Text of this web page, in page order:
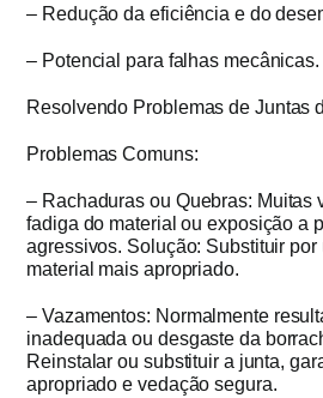
– Redução da eficiência e do
– Potencial para falhas mecânicas.
Resolvendo Problemas de Juntas
Problemas Comuns:
– Rachaduras ou Quebras: Muitas
fadiga do material ou exposição a
agressivos. Solução: Substituir por
material mais apropriado.
– Vazamentos: Normalmente
inadequada ou desgaste da
Reinstalar ou substituir a junta,
apropriado e vedação segura.